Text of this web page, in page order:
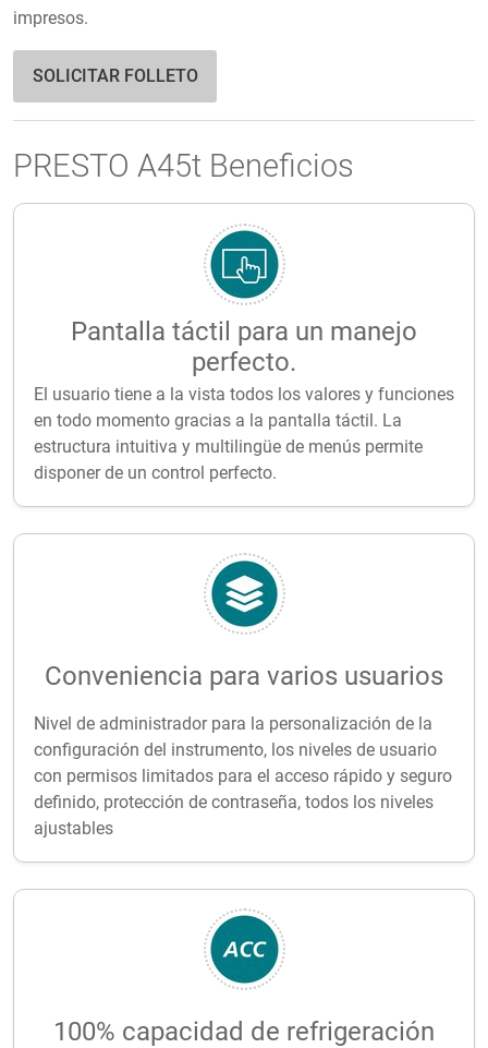
impresos.
SOLICITAR FOLLETO
PRESTO A45t Beneficios
Pantalla táctil para un manejo
perfecto.
El usuario tiene a la vista todos los valores y funciones
en todo momento gracias a la pantalla táctil. La
estructura intuitiva y multilingüe de menús permite
disponer de un control perfecto.
Conveniencia para varios usuarios
Nivel de administrador para la personalización de la
configuración del instrumento, los niveles de usuario
con permisos limitados para el acceso rápido y seguro
definido, protección de contraseña, todos los niveles
ajustables
100% capacidad de refrigeración